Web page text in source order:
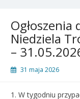
Ogłoszenia
Niedziela
–
31 maja 2026
1. W tygodniu